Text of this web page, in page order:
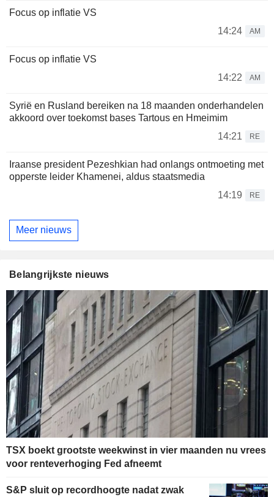
Focus op inflatie VS
14:24
AM
Focus op inflatie VS
14:22
AM
Syrië en Rusland bereiken na 18 maanden onderhandelen
akkoord over toekomst bases Tartous en Hmeimim
14:21
RE
Iraanse president Pezeshkian had onlangs ontmoeting met
opperste leider Khamenei, aldus staatsmedia
14:19
RE
Meer nieuws
Belangrijkste nieuws
TSX boekt grootste weekwinst in vier maanden nu vrees
voor renteverhoging Fed afneemt
S&P sluit op recordhoogte nadat zwak